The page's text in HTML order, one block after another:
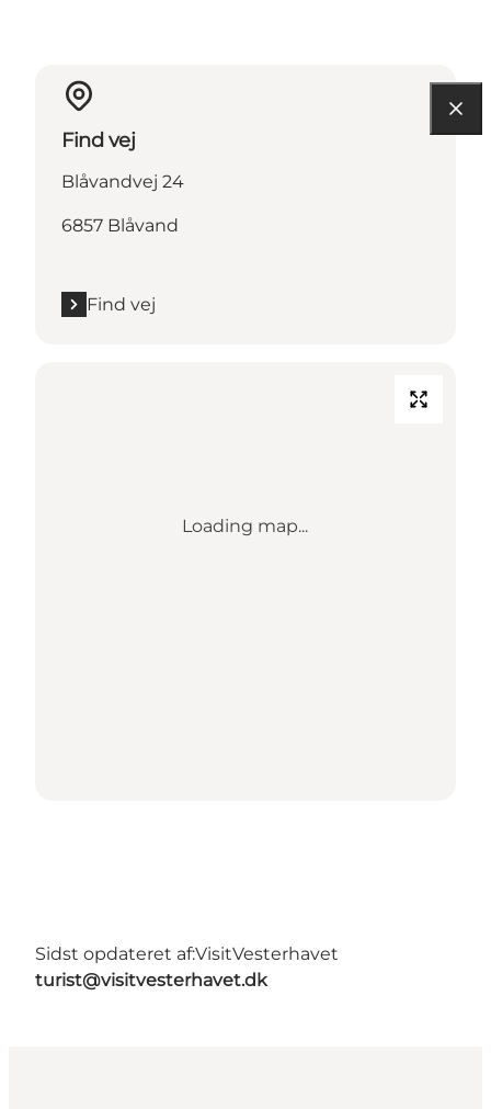
Find vej
Blåvandvej 24
6857 Blåvand
Find vej
Loading map...
Sidst opdateret af:VisitVesterhavet
turist@visitvesterhavet.dk